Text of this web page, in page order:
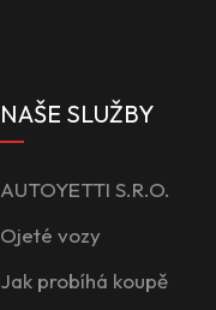
NAŠE SLUŽBY
AUTOYETTI S.R.O.
Ojeté vozy
Jak probíhá koupě